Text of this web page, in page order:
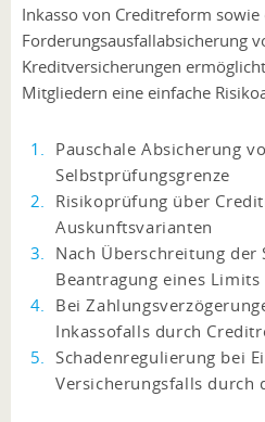
Inkasso von Creditreform sowie
Forderungsausfallabsicherung
Kreditversicherungen
Mitgliedern eine einfache
Pauschale Absicherung
Selbstprüfungsgrenze
Risikoprüfung über
Auskunftsvarianten
Nach Überschreitung der
Beantragung eines Limits
Bei
Inkassofalls durch
Schadenregulierung bei
Versicherungsfalls durch